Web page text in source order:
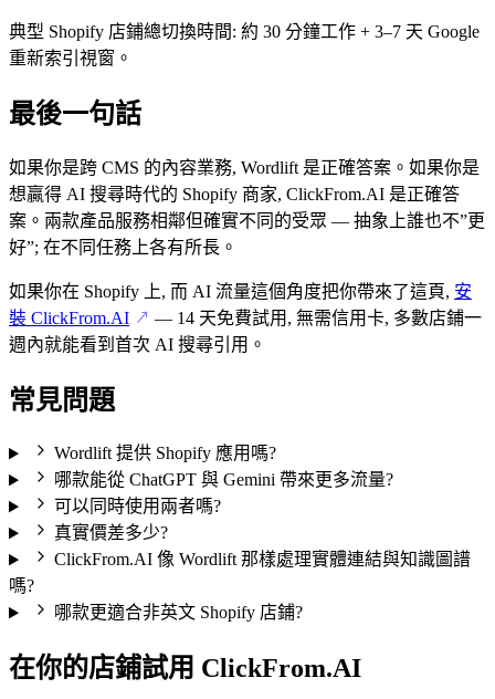
典型 Shopify 店鋪總切換時間: 約 30 分鐘工作 + 3–7 天 Google
重新索引視窗。
最後一句話
如果你是跨 CMS 的內容業務, Wordlift 是正確答案。如果你是
想贏得 AI 搜尋時代的 Shopify 商家, ClickFrom.AI 是正確答
案。兩款產品服務相鄰但確實不同的受眾 — 抽象上誰也不”更
好”; 在不同任務上各有所長。
如果你在 Shopify 上, 而 AI 流量這個角度把你帶來了這頁, 安
裝 ClickFrom.AI ↗ — 14 天免費試用, 無需信用卡, 多數店鋪一
週內就能看到首次 AI 搜尋引用。
常見問題
Wordlift 提供 Shopify 應用嗎?
哪款能從 ChatGPT 與 Gemini 帶來更多流量?
可以同時使用兩者嗎?
真實價差多少?
ClickFrom.AI 像 Wordlift 那樣處理實體連結與知識圖譜
嗎?
哪款更適合非英文 Shopify 店鋪?
在你的店鋪試用 ClickFrom.AI